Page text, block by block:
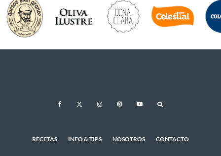
RECETAS INFO & TIPS NOSOTROS CONTACTO